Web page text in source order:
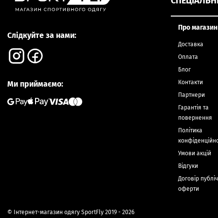
Слідкуйте за нами:
Ми приймаємо:
Про магазин
Доставка
Оплата
Блог
Контакти
Партнери
Гарантія та
повернення
Політика
Умови акцій
Відгуки
Договір
оферти
© Інтернет-магазин одягу SportFly 2019 - 2026